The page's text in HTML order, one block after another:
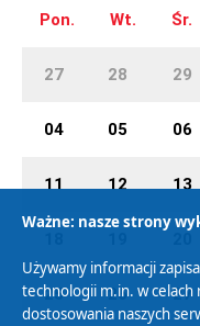
Pon. Wt. Śr.
27 28 29
04 05 06
11 12 13
25 26 27
Ważne: nasze strony
Używamy informacji
technologii m.in. w celach
dostosowania naszych